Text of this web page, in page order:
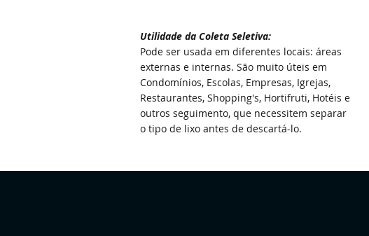
Utilidade da Coleta Seletiva:
Pode ser usada em diferentes locais: áreas
externas e internas. São muito úteis em
Condomínios, Escolas, Empresas, Igrejas,
Restaurantes, Shopping's, Hortifruti, Hotéis e
outros seguimento, que necessitem separar
o tipo de lixo antes de descartá-lo.